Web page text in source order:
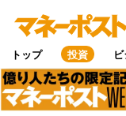
トップ 投資